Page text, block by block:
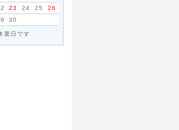
23 24 25
26
30
業日です